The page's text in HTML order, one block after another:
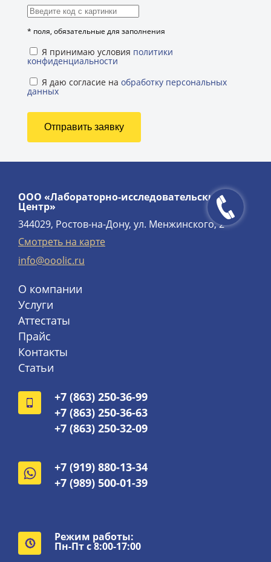
* поля, обязательные для заполнения
Я принимаю условия политики
конфиденциальности
Я даю согласие на обработку персональных
данных
ООО «Лабораторно-исследовательский
Центр»
344029, Ростов-на-Дону, ул. Менжинского, 2
Смотреть на карте
info@ooolic.ru
О компании
Услуги
Аттестаты
Прайс
Контакты
Статьи
+7 (863) 250-36-99
+7 (863) 250-36-63
+7 (863) 250-32-09
+7 (919) 880-13-34
+7 (989) 500-01-39
Режим работы:
Пн-Пт с 8:00-17:00